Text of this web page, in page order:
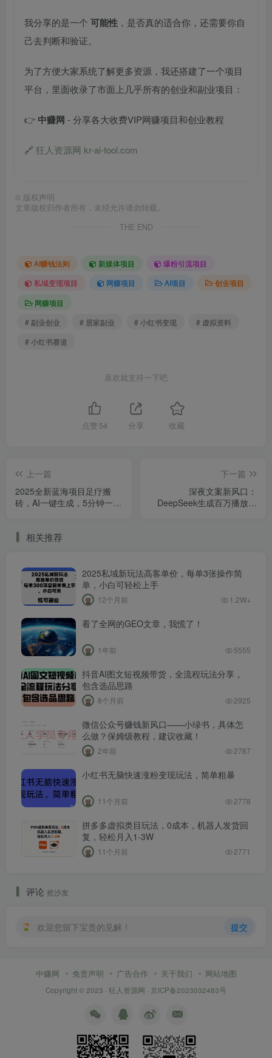
我分享的是一个 可能性 ，是否真的适合你，还需要你自
己去判断和验证。
为了方便大家系统了解更多资源，我还搭建了一个项目
平台，里面收录了市面上几乎所有的创业和副业项目：
👉 中赚网 - 分享各大收费VIP网赚项目和创业教程
🔗 狂人资源网 kr-ai-tool.com
© 版权声明
文章版权归作者所有，未经允许请勿转载。
THE END
AI赚钱法则 新媒体项目
爆粉引流项目
私域变现项目
网赚项目 AI项目
创业项目
网赚项目
# 副业创业
# 居家副业 # 小红书变现
# 虚拟资料
# 小红书赛道
喜欢就支持一下吧
点赞 54 分享 收藏
上一篇
2025全新蓝海项目足疗搬
砖，AI一键生成，5分钟一
下一篇
深夜文案新风口：
DeepSeek生成百万播放量
相关推荐
2025私域新玩法高客单价，每单3张操作简
单，小白可轻松上手
12个月前 1.2W+
看了全网的GEO文章，我慌了！
1年前 5555
抖音AI图文短视频带货，全流程玩法分享，
包含选品思路
8个月前 2925
微信公众号赚钱新风口——小绿书，具体怎
么做？保姆级教程，建议收藏！
2年前 2787
小红书无脑快速涨粉变现玩法，简单粗暴
11个月前 2778
拼多多虚拟类目玩法，0成本，机器人发货回
复，轻松月入1-3W
11个月前 2771
评论 抢沙发
欢迎您留下宝贵的见解！ 提交
中赚网 免责声明 广告合作 关于我们 网站地图
Copyright © 2023 · 狂人资源网 · 京ICP备2023032483号